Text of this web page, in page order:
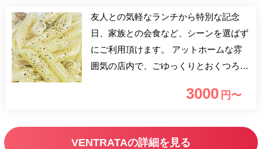
友人との気軽なランチから特別な記念
日、家族との会食など、シーンを選ばず
にご利用頂けます。 アットホームな雰
囲気の店内で、ごゆっくりとおくつろぎ
3000 円〜
VENTRATAの詳細を見る